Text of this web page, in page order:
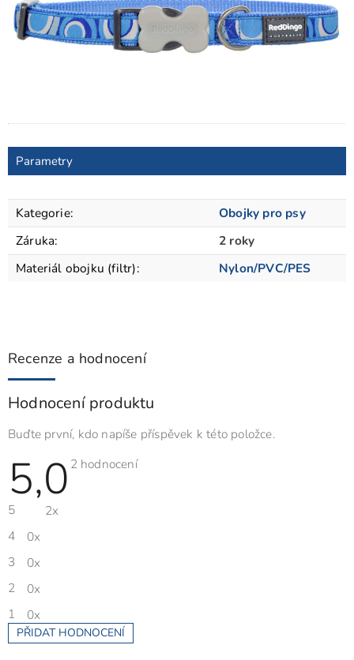
Parametry
Kategorie:
Obojky pro psy
Záruka:
2 roky
Materiál obojku (filtr): Nylon/PVC/PES
Recenze a hodnocení
Hodnocení produktu
Buďte první, kdo napíše příspěvek k této položce.
5,0 Průměrné
2 hodnocení
5
2x
4
0x
3
0x
2
0x
1
0x
PŘIDAT HODNOCENÍ
V